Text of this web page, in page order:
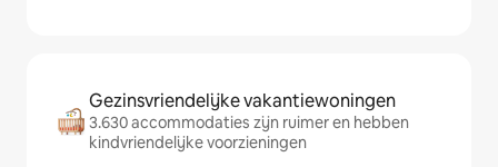
Gezinsvriendelijke vakantiewoningen
3.630 accommodaties zijn ruimer en hebben
kindvriendelijke voorzieningen